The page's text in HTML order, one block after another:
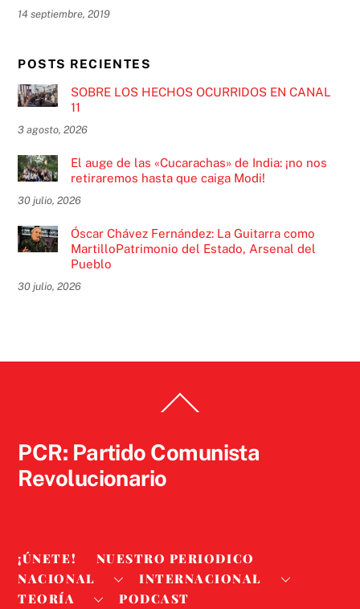
14 septiembre, 2019
POSTS RECIENTES
SOBRE LOS HECHOS OCURRIDOS EN CANAL
11
3 agosto, 2026
El auge de las «Cucarachas» de India: ¡no nos
retiraremos hasta que caiga Modi!
30 julio, 2026
Óscar Chávez Fernández: La Guitarra como
MartilloPatrimonio del Estado, Arsenal del
Pueblo
30 julio, 2026
To
PCR: Partido Comunista
Revolucionario
¡ÚNETE!
NUESTRO PERIODICO
NACIONAL
INTERNACIONAL
TEORÍA
PODCAST